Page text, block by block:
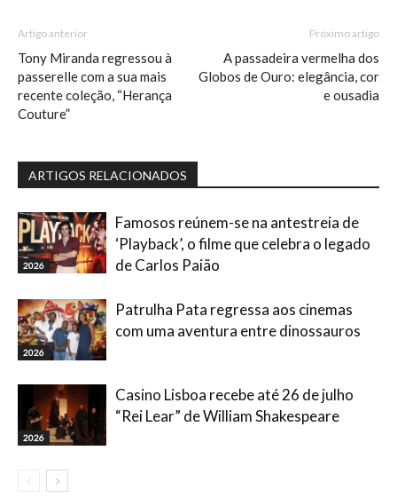
Artigo anterior
Tony Miranda regressou à
passerelle com a sua mais
recente coleção, “Herança
Couture”
Próximo artigo
A passadeira vermelha dos
Globos de Ouro: elegância, cor
e ousadia
ARTIGOS RELACIONADOS
2026
Famosos reúnem-se na antestreia de
‘Playback’, o filme que celebra o legado
de Carlos Paião
2026
Patrulha Pata regressa aos cinemas
com uma aventura entre dinossauros
2026
Casino Lisboa recebe até 26 de julho
“Rei Lear” de William Shakespeare